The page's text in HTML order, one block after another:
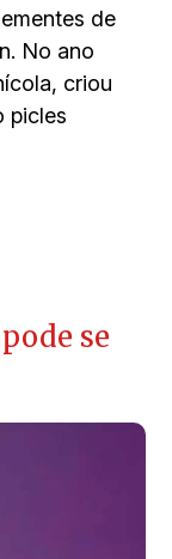
de
No ano
criou
picles
se